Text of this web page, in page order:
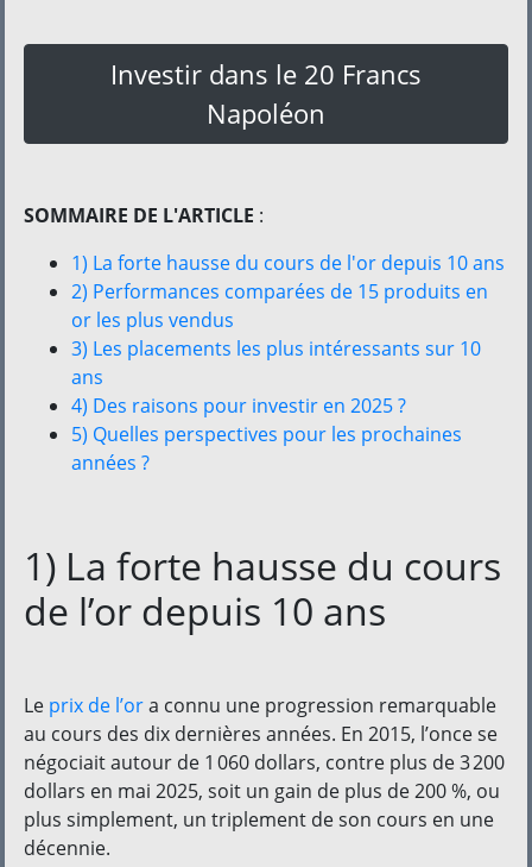
Investir dans le 20 Francs
Napoléon
SOMMAIRE DE L'ARTICLE :
1) La forte hausse du cours de l'or depuis 10 ans
2) Performances comparées de 15 produits en
or les plus vendus
3) Les placements les plus intéressants sur 10
ans
4) Des raisons pour investir en 2025 ?
5) Quelles perspectives pour les prochaines
années ?
1) La forte hausse du cours
de l’or depuis 10 ans
Le prix de l’ora connu une progression remarquable
au cours des dix dernières années. En 2015, l’once se
négociait autour de 1 060 dollars, contre plus de 3 200
dollars en mai 2025, soit un gain de plus de 200 %, ou
plus simplement, un triplement de son cours en une
décennie.